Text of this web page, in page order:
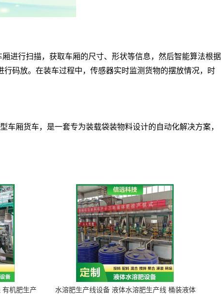
进行扫描，获取车厢的尺寸、形状等信息，然后智能算法根据
码放。在装车过程中，传感器实时监测货物的摆放情况，时
车厢货车， 是一套专为装载袋装物料设计的自动化解决方案，
有机肥生产
水溶肥生产线设备 液体水溶肥生产线 桶装液体